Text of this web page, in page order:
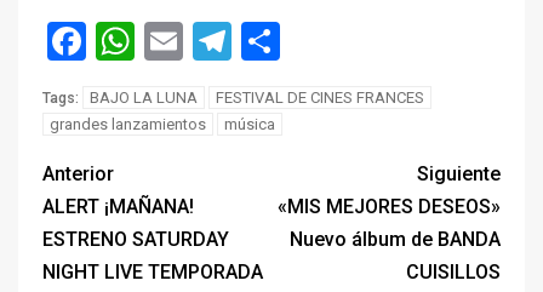
Facebook
WhatsApp
EmailTelegram
Tags: BAJO LA LUNA
FESTIVAL DE CINES FRANCES
grandes lanzamientos
música
Anterior
ALERT ¡MAÑANA!
ESTRENO SATURDAY
NIGHT LIVE TEMPORADA
Siguiente
«MIS MEJORES DESEOS»
Nuevo álbum de BANDA
CUISILLOS